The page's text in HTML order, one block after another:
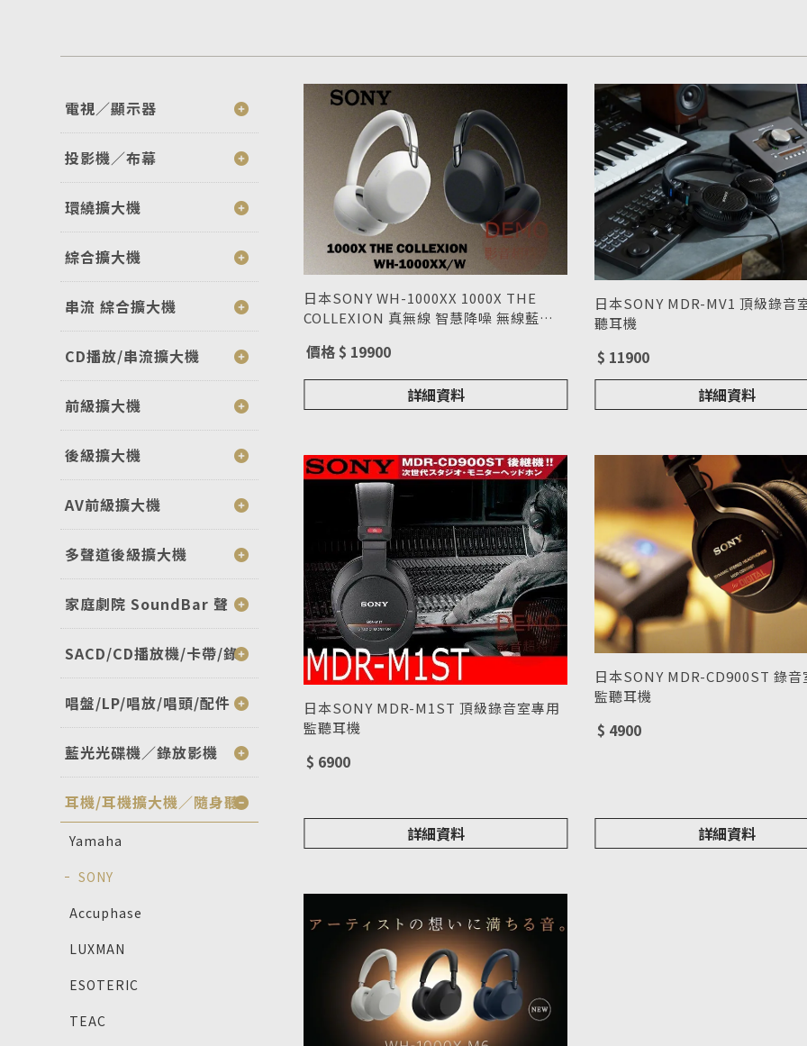
電視／顯示器
投影機／布幕
環繞擴大機
綜合擴大機
串流 綜合擴大機
CD播放/串流擴大機
前級擴大機
後級擴大機
AV前級擴大機
多聲道後級擴大機
家庭劇院 SoundBar 聲
SACD/CD播放機/卡帶/錄
唱盤/LP/唱放/唱頭/配件
藍光光碟機／錄放影機
耳機/耳機擴大機／隨身聽
Yamaha
SONY
Accuphase
LUXMAN
ESOTERIC
TEAC
日本SONY WH-1000XX 1000X THE
COLLEXION 真無線 智慧降噪 無線藍牙
價格 $ 19900
詳細資料
日本SONY MDR-MV1 頂級錄音
聽耳機
$ 11900
詳細資料
日本SONY MDR-M1ST 頂級錄音室專用
監聽耳機
$ 6900
詳細資料
日本SONY MDR-CD900ST 錄音
監聽耳機
$ 4900
詳細資料